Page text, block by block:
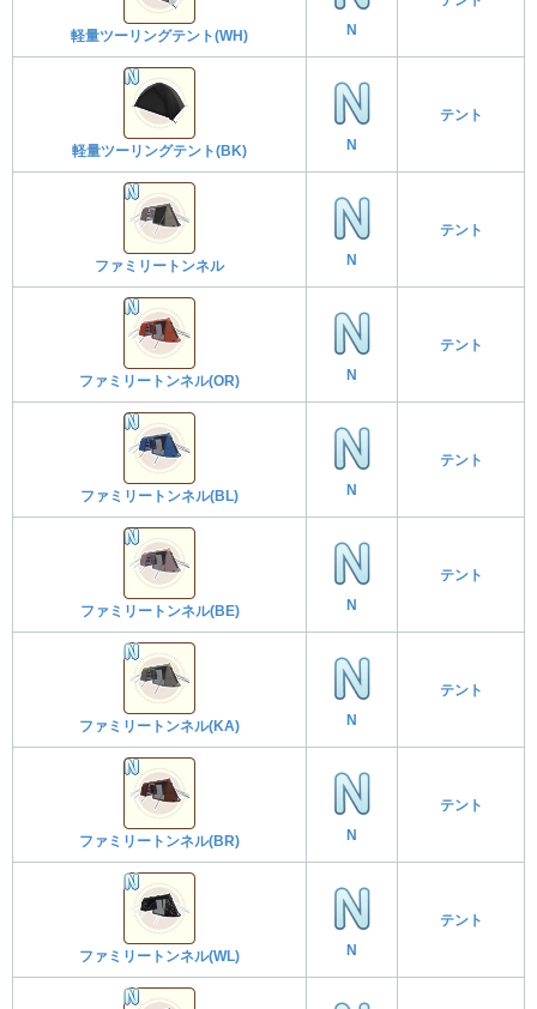
軽量ツーリングテント(WH) N
軽量ツーリングテント(BK) N
テント
ファミリートンネル N
テント
ファミリートンネル(OR) N
テント
ファミリートンネル(BL) N
テント
ファミリートンネル(BE) N
テント
ファミリートンネル(KA) N
テント
ファミリートンネル(BR) N
テント
ファミリートンネル(WL) N
テント